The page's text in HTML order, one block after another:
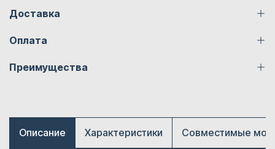
Доставка
Оплата
Преимущества
Описание Характеристики Совместимые